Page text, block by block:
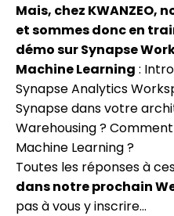
Mais, chez KWANZEO,
et sommes donc en
démo sur Synapse
Machine Learning :
Synapse Analytics
Synapse dans votre
Warehousing ?
Machine Learning ?
Toutes les réponses à
dans notre prochain
pas à vous y inscrire…